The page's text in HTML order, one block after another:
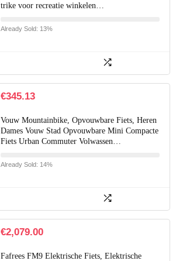
trike voor recreatie winkelen…
Already Sold: 13%
€345.13
Vouw Mountainbike, Opvouwbare Fiets, Heren
Dames Vouw Stad Opvouwbare Mini Compacte
Fiets Urban Commuter Volwassen…
Already Sold: 14%
€2,079.00
Fafrees FM9 Elektrische Fiets, Elektrische